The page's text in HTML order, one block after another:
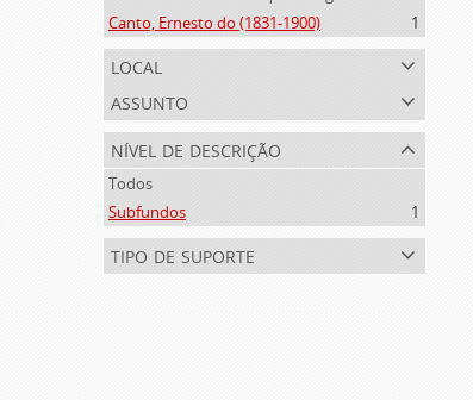
Canto, Ernesto do (1831-1900)
1
local
assunto
nível de descrição
Todos
Subfundos
1
tipo de suporte